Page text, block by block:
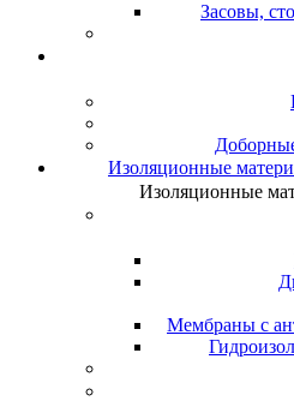
Засовы,
Изоляционные
Изоляционные
Мембраны с